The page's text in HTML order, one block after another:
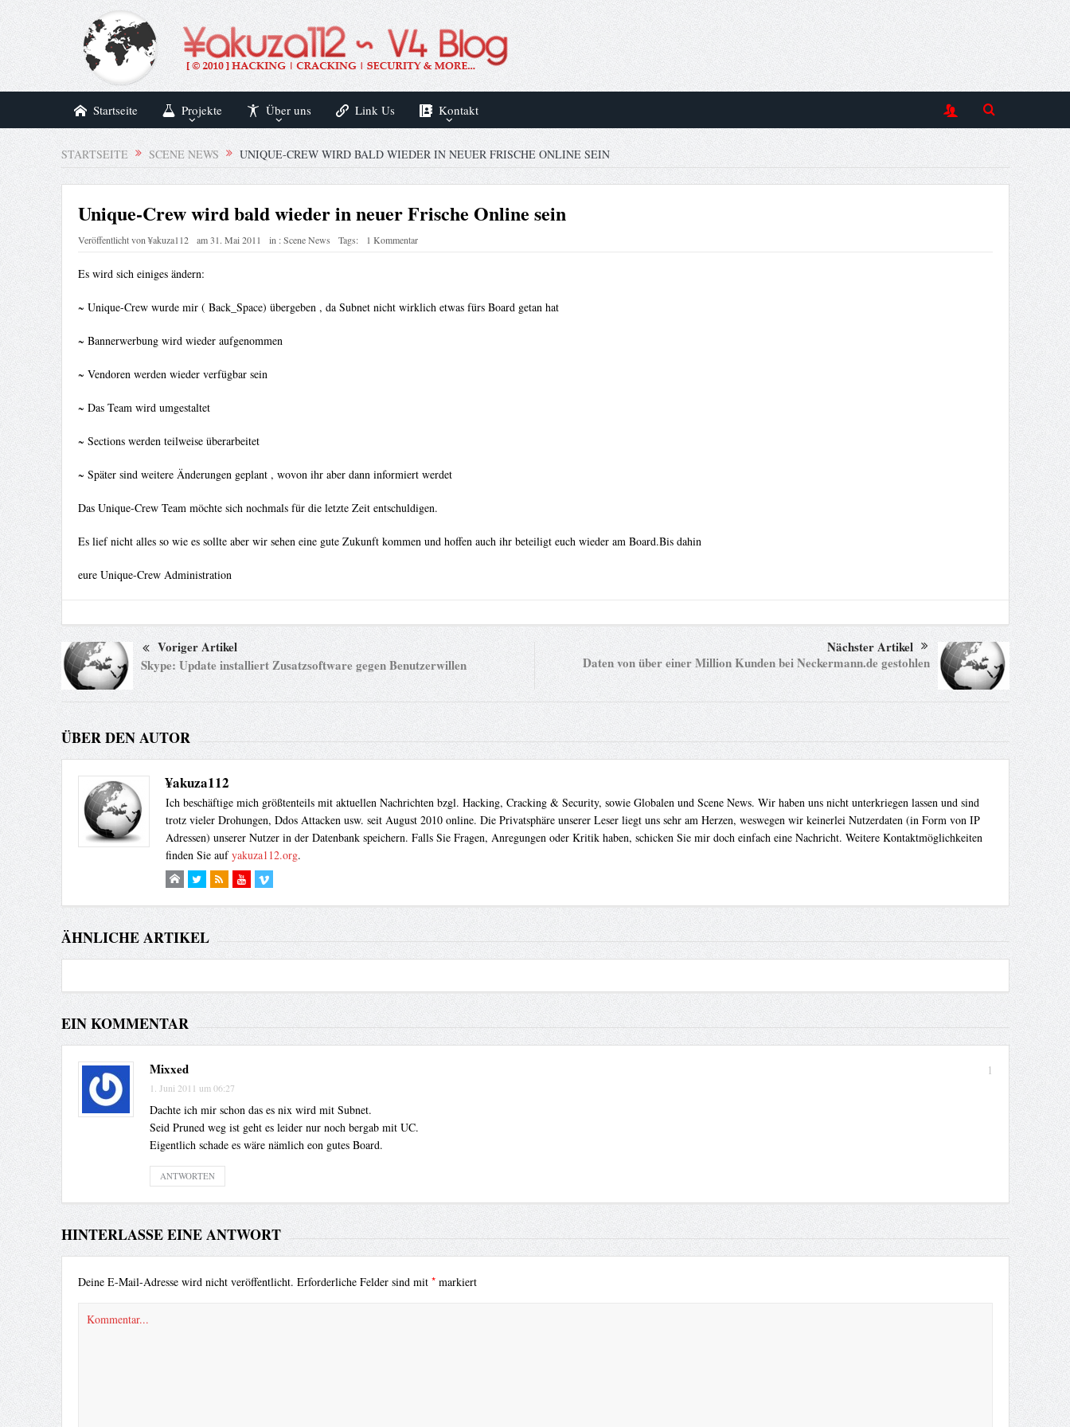
Startseite Projekte Über uns Link Us Kontakt
STARTSEITE SCENE NEWS UNIQUE-CREW WIRD BALD WIEDER IN NEUER FRISCHE ONLINE SEIN
Unique-Crew wird bald wieder in neuer Frische Online sein
Veröffentlicht von¥akuza112 am31. Mai 2011 in :Scene News Tags: 1 Kommentar
Es wird sich einiges ändern:
~ Unique-Crew wurde mir ( Back_Space) übergeben , da Subnet nicht wirklich etwas fürs Board getan hat
~ Bannerwerbung wird wieder aufgenommen
~ Vendoren werden wieder verfügbar sein
~ Das Team wird umgestaltet
~ Sections werden teilweise überarbeitet
~ Später sind weitere Änderungen geplant , wovon ihr aber dann informiert werdet
Das Unique-Crew Team möchte sich nochmals für die letzte Zeit entschuldigen.
Es lief nicht alles so wie es sollte aber wir sehen eine gute Zukunft kommen und hoffen auch ihr beteiligt euch wieder am Board.Bis dahin
eure Unique-Crew Administration
Voriger Artikel
Skype: Update installiert Zusatzsoftware gegen Benutzerwillen
Nächster Artikel
Daten von über einer Million Kunden bei Neckermann.de gestohlen
ÜBER DEN AUTOR
¥akuza112
Ich beschäftige mich größtenteils mit aktuellen Nachrichten bzgl. Hacking, Cracking & Security, sowie Globalen und Scene News. Wir haben uns nicht unterkriegen lassen und sind
trotz vieler Drohungen, Ddos Attacken usw. seit August 2010 online. Die Privatsphäre unserer Leser liegt uns sehr am Herzen, weswegen wir keinerlei Nutzerdaten (in Form von IP
Adressen) unserer Nutzer in der Datenbank speichern. Falls Sie Fragen, Anregungen oder Kritik haben, schicken Sie mir doch einfach eine Nachricht. Weitere Kontaktmöglichkeiten
finden Sie aufyakuza112.org.
ÄHNLICHE ARTIKEL
EIN KOMMENTAR
1
Mixxed
1. Juni 2011 um 06:27
Dachte ich mir schon das es nix wird mit Subnet.
Seid Pruned weg ist geht es leider nur noch bergab mit UC.
Eigentlich schade es wäre nämlich eon gutes Board.
ANTWORTEN
HINTERLASSE EINE ANTWORT
Deine E-Mail-Adresse wird nicht veröffentlicht. Erforderliche Felder sind mit *markiert